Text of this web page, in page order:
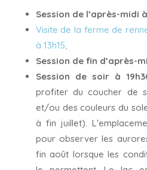
Session de l’après-midi
Visite de la ferme de
à 13h15,
Session de fin d’après-
Session de soir à
profiter du coucher de
et/ou des couleurs du
à fin juillet).
pour observer les
fin août lorsque les